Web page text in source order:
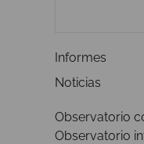
Informes
Noticias
Observatorio
Observatorio